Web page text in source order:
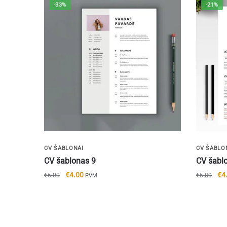
-33%
CV ŠABLONAI
CV šablonas 9
€6.00
Original
€4.00Current
PVM
-21%
CV
CV
€5.80 €